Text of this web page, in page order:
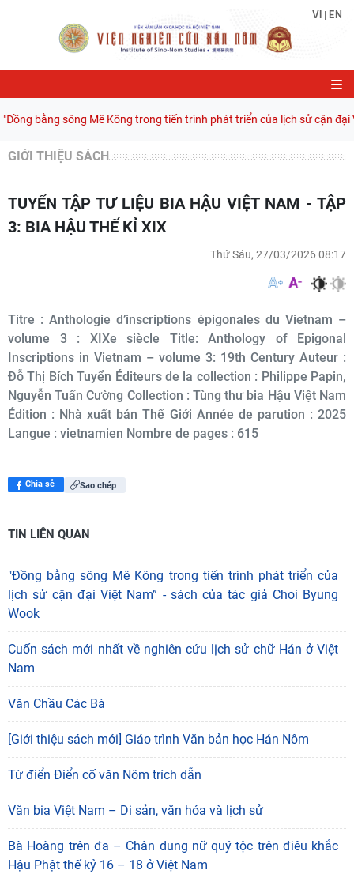
VI EN
bằng sông Mê Kông trong tiến trình phát triển của lịch sử cận đại
GIỚI THIỆU SÁCH
TUYỂN TẬP TƯ LIỆU BIA HẬU VIỆT NAM - TẬP
3: BIA HẬU THẾ KỈ XIX
Thứ Sáu, 27/03/2026 08:17
Titre : Anthologie d’inscriptions épigonales du Vietnam –
volume 3 : XIXe siècle Title: Anthology of Epigonal
Inscriptions in Vietnam – volume 3: 19th Century Auteur :
Đỗ Thị Bích Tuyển Éditeurs de la collection : Philippe Papin,
Nguyễn Tuấn Cường Collection : Tùng thư bia Hậu Việt Nam
Édition : Nhà xuất bản Thế Giới Année de parution : 2025
Langue : vietnamien Nombre de pages : 615
Chia sẻ Sao chép
TIN LIÊN QUAN
"Đồng bằng sông Mê Kông trong tiến trình phát triển của
lịch sử cận đại Việt Nam” - sách của tác giả Choi Byung
Wook
Cuốn sách mới nhất về nghiên cứu lịch sử chữ Hán ở Việt
Nam
Văn Chầu Các Bà
[Giới thiệu sách mới] Giáo trình Văn bản học Hán Nôm
Từ điển Điển cố văn Nôm trích dẫn
Văn bia Việt Nam – Di sản, văn hóa và lịch sử
Bà Hoàng trên đa – Chân dung nữ quý tộc trên điêu khắc
Hậu Phật thế kỷ 16 – 18 ở Việt Nam
của lịch sử cận đại Việt Nam” - sách của tác
Hoạt động khoa học của Trung tâm Văn hiến học cổ
điển - Viện Nghiên cứu Hán - Nôm tại tỉnh Lạng Sơn
04/08/2026